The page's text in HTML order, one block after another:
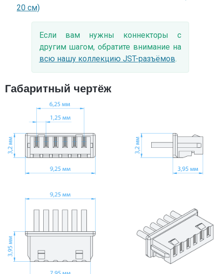
20 см)
Если вам нужны коннекторы с
другим шагом, обратите внимание на
всю нашу коллекцию JST-разъёмов.
Габаритный чертёж